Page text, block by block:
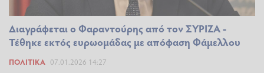
Διαγράφεται ο Φαραντούρης από τον ΣΥΡΙΖΑ -
Τέθηκε εκτός ευρωομάδας με απόφαση Φάμελλου
ΠΟΛΙΤΙΚΆ 07.01.2026 14:27